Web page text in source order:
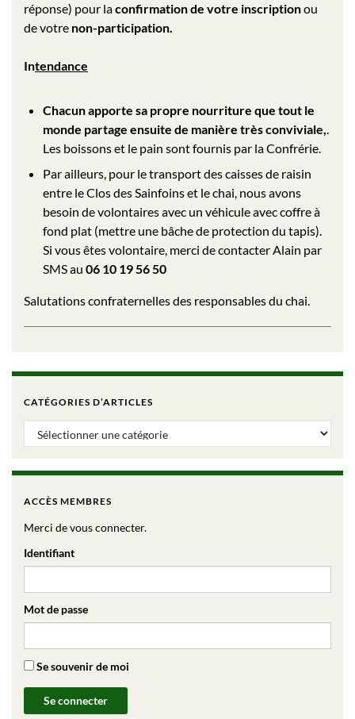
réponse) pour laconfirmation de votre inscriptionou
de votre non-participation.
Intendance
Chacun apporte sa propre nourriture que tout le
monde partage ensuite de manière très conviviale,.
Les boissons et le pain sont fournis par la Confrérie.
Par ailleurs, pour le transport des caisses de raisin
entre le Clos des Sainfoins et le chai, nous avons
besoin de volontaires avec un véhicule avec coffre à
fond plat (mettre une bâche de protection du tapis).
Si vous êtes volontaire, merci de contacter Alain par
SMS au 06 10 19 56 50
Salutations confraternelles des responsables du chai.
CATÉGORIES D’ARTICLES
Catégories d’articles
ACCÈS MEMBRES
Merci de vous connecter.
Identifiant
Mot de passe
Se souvenir de moi